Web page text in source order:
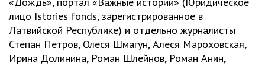
лицо Istories fonds, зарегистрированное в
Латвийской Республике) и отдельно журналисты
Степан Петров, Олеся Шмагун, Алеся Мароховская,
Ирина Долинина, Роман Шлейнов, Роман Анин,